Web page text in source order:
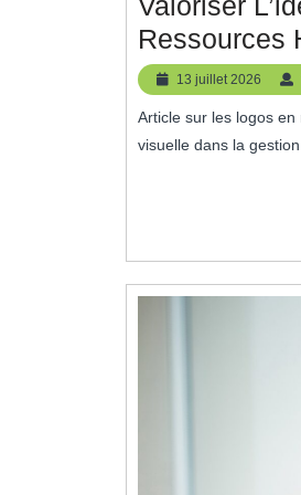
Ressources
13 juillet 2026
13
Article sur les logos en ressources humaines Les logos en ressources humaines : l’importance de l’identité
visuelle dans la